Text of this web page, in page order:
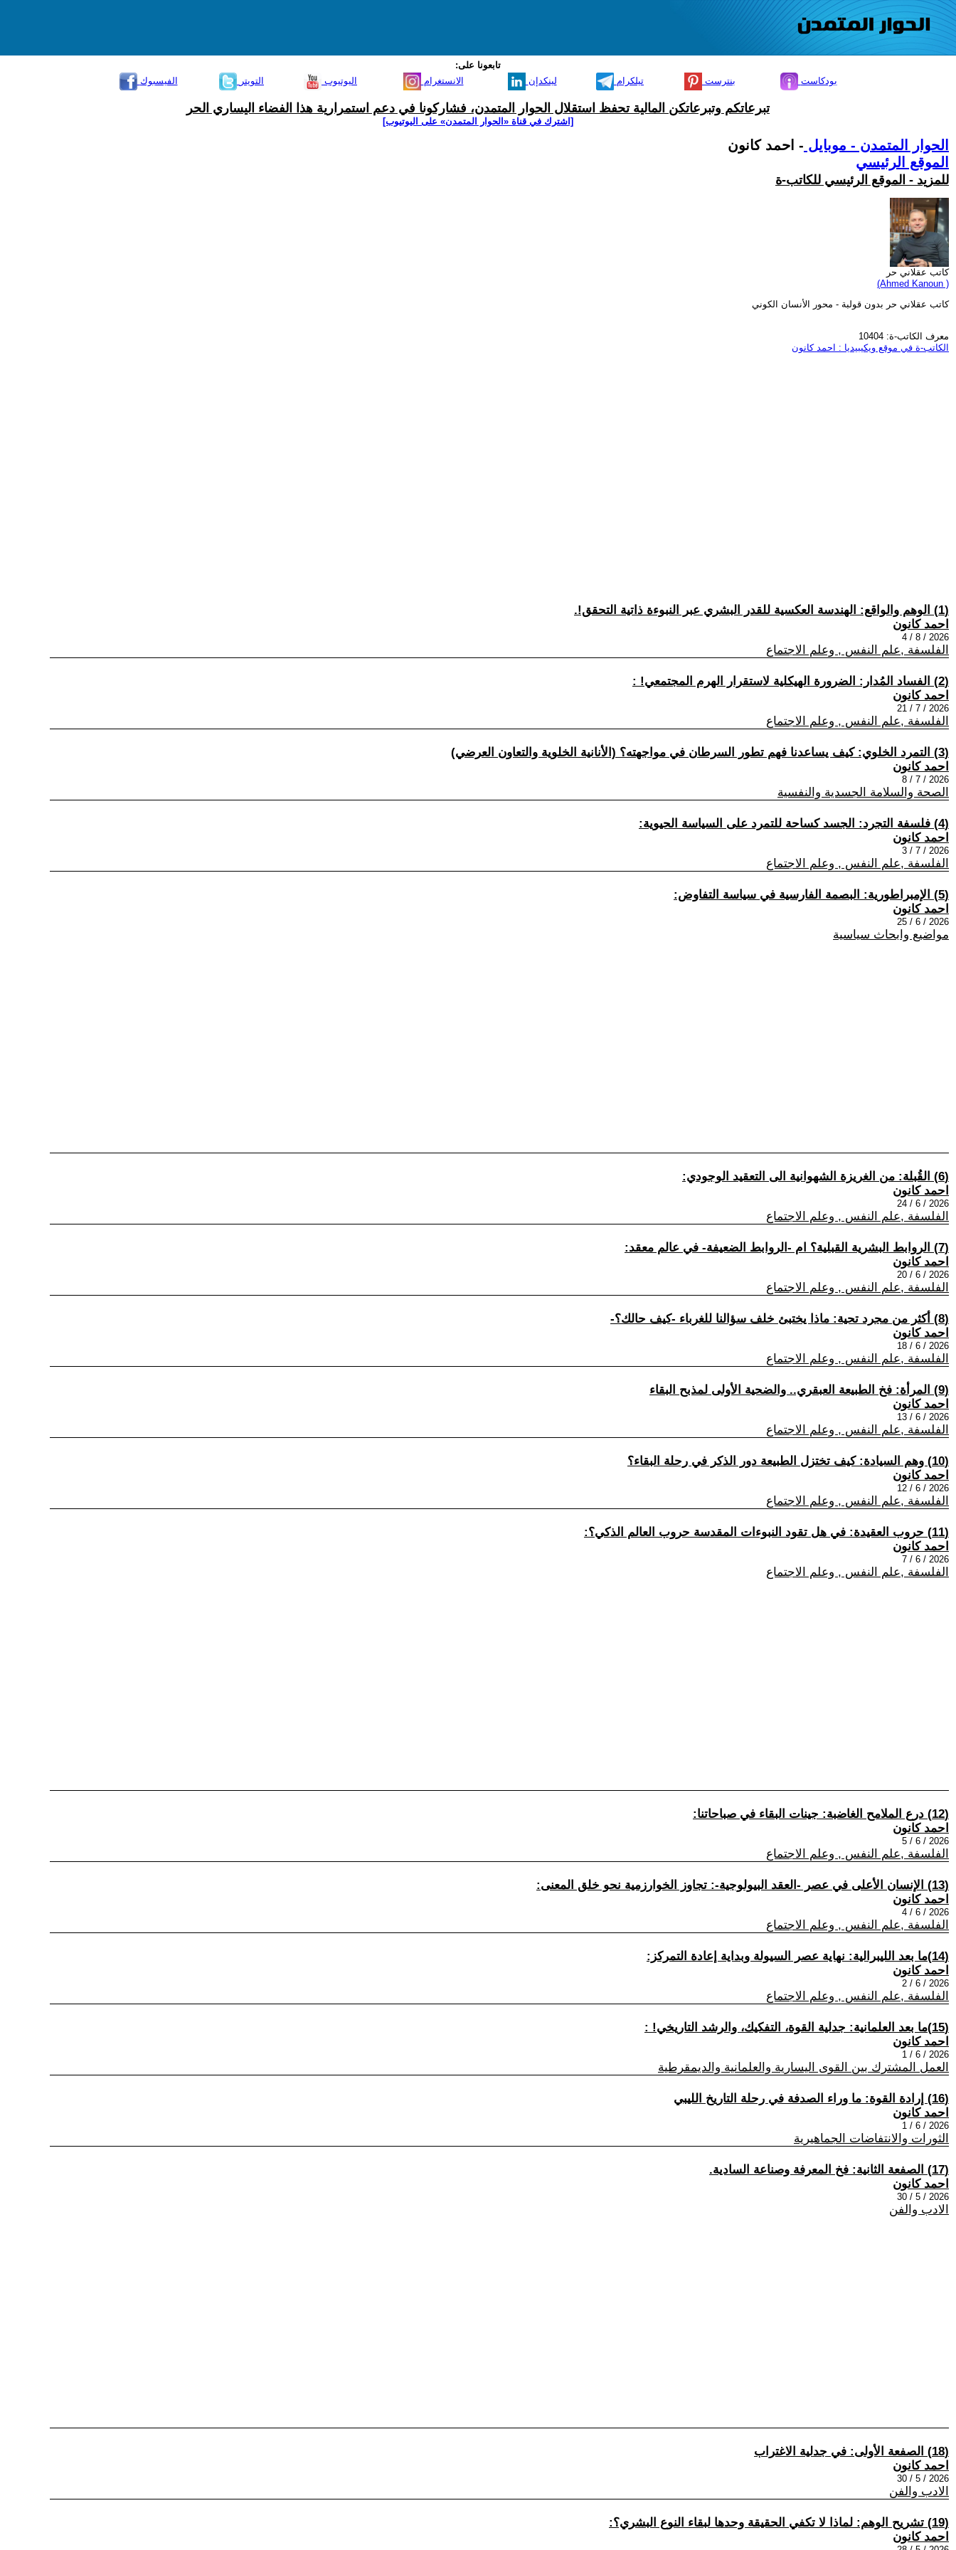
تابعونا على:
الفيسبوك
التويتر اليوتيوب الانستغرام لينكدإن تيلكرام بنترست بودكاست
تبرعاتكم وتبرعاتكن المالية تحفظ استقلال الحوار المتمدن، فشاركونا في دعم استمرارية هذا الفضاء اليساري الحر
[اشترك في قناة ‫«الحوار المتمدن» على اليوتيوب]
الحوار المتمدن - موبايل - احمد كانون
الموقع الرئيسي
للمزيد - الموقع الرئيسي للكاتب-ة
كاتب عقلاني حر
(Ahmed Kanoun )
كاتب عقلاني حر بدون قولبة - محور الأنسان الكوني
معرف الكاتب-ة: 10404
الكاتب-ة في موقع ويكيبيديا : احمد كانون
(1) الوهم والواقع: الهندسة العكسية للقدر البشري عبر النبوءة ذاتية التحقق!.
احمد كانون
2026 / 8 / 4
الفلسفة ,علم النفس , وعلم الاجتماع
(2) الفساد المُدار: الضرورة الهيكلية لاستقرار الهرم المجتمعي! :
احمد كانون
2026 / 7 / 21
الفلسفة ,علم النفس , وعلم الاجتماع
(3) التمرد الخلوي: كيف يساعدنا فهم تطور السرطان في مواجهته؟ (الأنانية الخلوية والتعاون العرضي)
احمد كانون
2026 / 7 / 8
الصحة والسلامة الجسدية والنفسية
(4) فلسفة التجرد: الجسد كساحة للتمرد على السياسة الحيوية:
احمد كانون
2026 / 7 / 3
الفلسفة ,علم النفس , وعلم الاجتماع
(5) الإمبراطورية: البصمة الفارسية في سياسة التفاوض:
احمد كانون
2026 / 6 / 25
مواضيع وابحاث سياسية
(6) القُبلة: من الغريزة الشهوانية الى التعقيد الوجودي:
احمد كانون
2026 / 6 / 24
الفلسفة ,علم النفس , وعلم الاجتماع
(7) الروابط البشرية القبلية؟ ام -الروابط الضعيفة- في عالم معقد:
احمد كانون
2026 / 6 / 20
الفلسفة ,علم النفس , وعلم الاجتماع
(8) أكثر من مجرد تحية: ماذا يختبئ خلف سؤالنا للغرباء -كيف حالك؟-
احمد كانون
2026 / 6 / 18
الفلسفة ,علم النفس , وعلم الاجتماع
(9) المرأة: فخ الطبيعة العبقري.. والضحية الأولى لمذبح البقاء
احمد كانون
2026 / 6 / 13
الفلسفة ,علم النفس , وعلم الاجتماع
(10) وهم السيادة: كيف تختزل الطبيعة دور الذكر في رحلة البقاء؟
احمد كانون
2026 / 6 / 12
الفلسفة ,علم النفس , وعلم الاجتماع
(11) حروب العقيدة: في هل تقود النبوءات المقدسة حروب العالم الذكي؟:
احمد كانون
2026 / 6 / 7
الفلسفة ,علم النفس , وعلم الاجتماع
(12) درع الملامح الغاضبة: جينات البقاء في صباحاتنا:
احمد كانون
2026 / 6 / 5
الفلسفة ,علم النفس , وعلم الاجتماع
(13) الإنسان الأعلى في عصر -العقد البيولوجية-: تجاوز الخوارزمية نحو خلق المعنى:
احمد كانون
2026 / 6 / 4
الفلسفة ,علم النفس , وعلم الاجتماع
(14) ​ما بعد الليبرالية: نهاية عصر السيولة وبداية إعادة التمركز:
احمد كانون
2026 / 6 / 2
الفلسفة ,علم النفس , وعلم الاجتماع
(15) ​ما بعد العلمانية: جدلية القوة، التفكيك، والرشد التاريخي! :
احمد كانون
2026 / 6 / 1
العمل المشترك بين القوى اليسارية والعلمانية والديمقرطية
(16) إرادة القوة: ما وراء الصدفة في رحلة التاريخ الليبي
احمد كانون
2026 / 6 / 1
الثورات والانتفاضات الجماهيرية
(17) الصفعة الثانية: فخ المعرفة وصناعة السادية.
احمد كانون
2026 / 5 / 30
الادب والفن
(18) الصفعة الأولى: في جدلية الاغتراب
احمد كانون
2026 / 5 / 30
الادب والفن
(19) تشريح الوهم: لماذا لا تكفي الحقيقة وحدها لبقاء النوع البشري؟:
احمد كانون